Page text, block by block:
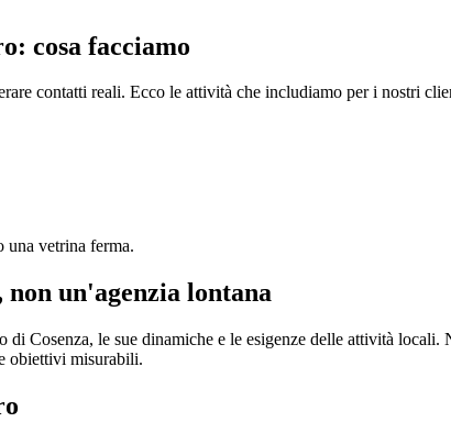
cosa facciamo
contatti reali. Ecco le attività che includiamo per i nostri
una vetrina ferma.
un'agenzia lontana
Cosenza, le sue dinamiche e le esigenze delle attività
obiettivi misurabili.